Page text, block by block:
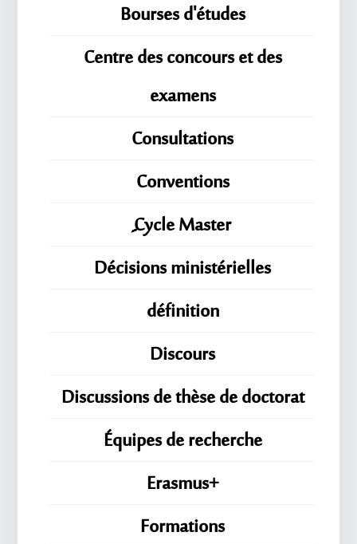
Bourses d'études
Centre des concours et des
examens
Consultations
Conventions
ِِِCycle Master
Décisions ministérielles
définition
Discours
Discussions de thèse de doctorat
Équipes de recherche
Erasmus+
Formations